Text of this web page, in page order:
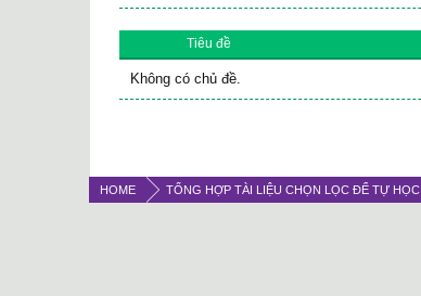
Tiêu đề
Không có chủ đề.
HOME TỔNG HỢP TÀI LIỆU CHỌN LỌC ĐỂ TỰ HỌC